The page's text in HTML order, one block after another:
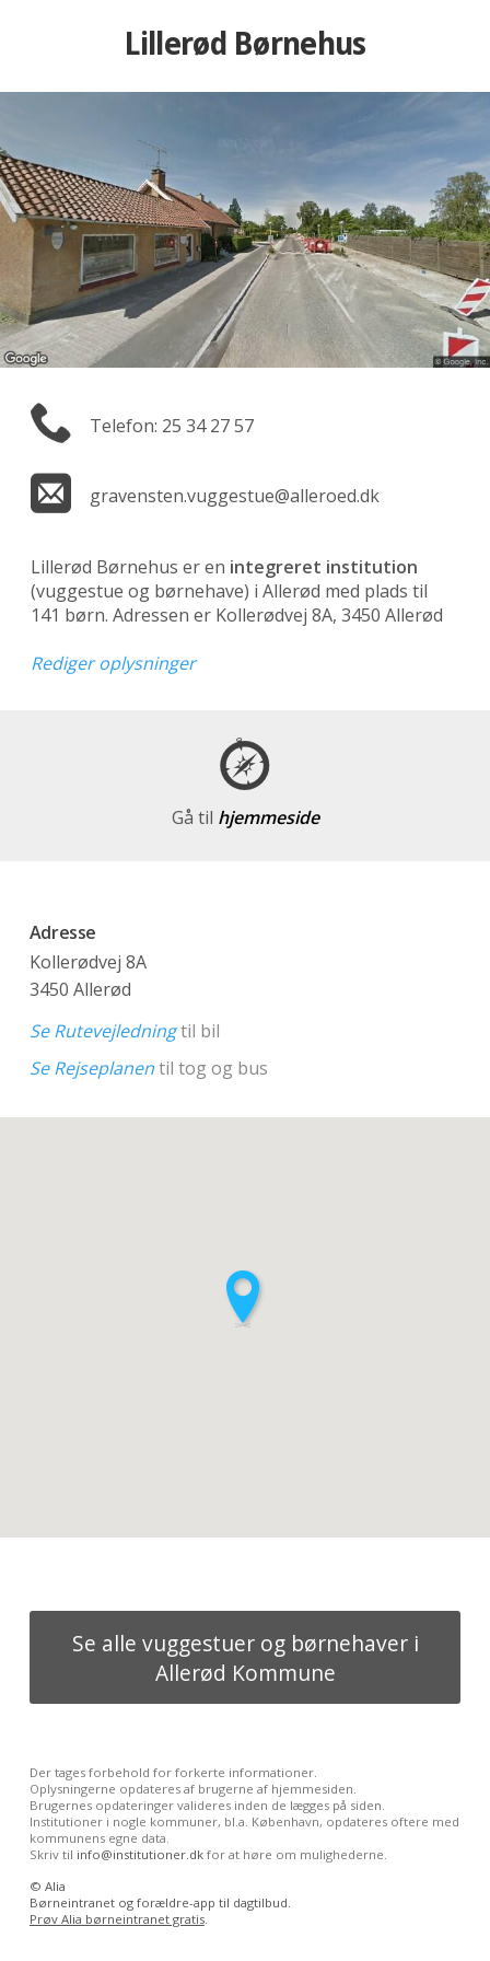
Lillerød Børnehus
Telefon: 25 34 27 57
gravensten.vuggestue@alleroed.dk
Lillerød Børnehus er en integreret institution
(vuggestue og børnehave) i Allerød med plads til
141 børn. Adressen er Kollerødvej 8A, 3450 Allerød
Rediger oplysninger
Gå til hjemmeside
Adresse
Kollerødvej 8A
3450 Allerød
Se Rutevejledningtil bil
Se Rejseplanentil tog og bus
Se alle vuggestuer og børnehaver i
Allerød Kommune
Der tages forbehold for forkerte informationer.
Oplysningerne opdateres af brugerne af hjemmesiden.
Brugernes opdateringer valideres inden de lægges på siden.
Institutioner i nogle kommuner, bl.a. København, opdateres oftere med
kommunens egne data.
Skriv til info@institutioner.dkfor at høre om mulighederne.
© Alia
Børneintranet og forældre-app til dagtilbud.
Prøv Alia børneintranet gratis.